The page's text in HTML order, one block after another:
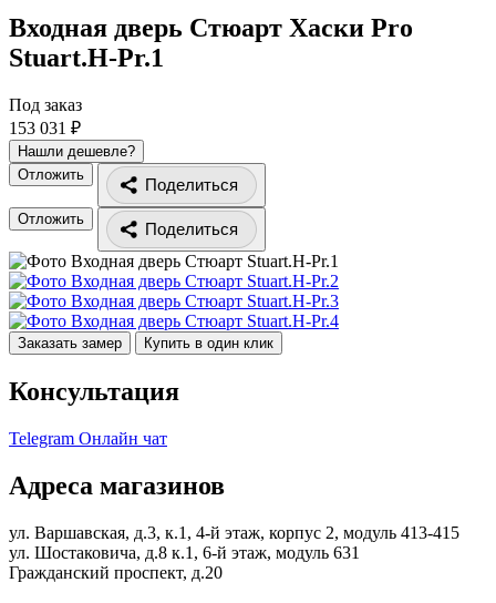
Входная дверь Стюарт Хаски Pro
Stuart.H-Pr.1
Под заказ
153 031 ₽
Нашли дешевле?
Отложить
Поделиться
Отложить
Поделиться
Заказать замер Купить в один клик
Консультация
Telegram Онлайн чат
Адреса магазинов
ул. Варшавская, д.3, к.1, 4-й этаж, корпус 2, модуль 413-415
ул. Шостаковича, д.8 к.1, 6-й этаж, модуль 631
Гражданский проспект, д.20